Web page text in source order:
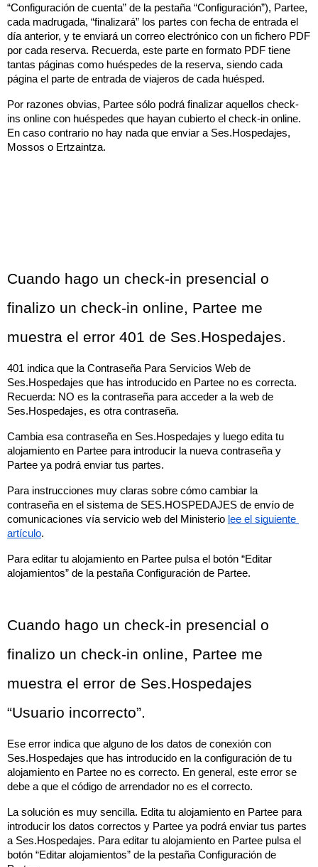
“Configuración de cuenta” de la pestaña “Configuración”), Partee,
cada madrugada, “finalizará” los partes con fecha de entrada el
día anterior, y te enviará un correo electrónico con un fichero PDF
por cada reserva. Recuerda, este parte en formato PDF tiene
tantas páginas como huéspedes de la reserva, siendo cada
página el parte de entrada de viajeros de cada huésped.
Por razones obvias, Partee sólo podrá finalizar aquellos check-
ins online con huéspedes que hayan cubierto el check-in online.
En caso contrario no hay nada que enviar a Ses.Hospedajes,
Mossos o Ertzaintza.
Cuando hago un check-in presencial o
finalizo un check-in online, Partee me
muestra el error 401 de Ses.Hospedajes.
401 indica que la Contraseña Para Servicios Web de
Ses.Hospedajes que has introducido en Partee no es correcta.
Recuerda: NO es la contraseña para acceder a la web de
Ses.Hospedajes, es otra contraseña.
Cambia esa contraseña en Ses.Hospedajes y luego edita tu
alojamiento en Partee para introducir la nueva contraseña y
Partee ya podrá enviar tus partes.
Para instrucciones muy claras sobre cómo cambiar la
contraseña en el sistema de SES.HOSPEDAJES de envío de
comunicaciones vía servicio web del Ministerio lee el siguiente
artículo.
Para editar tu alojamiento en Partee pulsa el botón “Editar
alojamientos” de la pestaña Configuración de Partee.
Cuando hago un check-in presencial o
finalizo un check-in online, Partee me
muestra el error de Ses.Hospedajes
“Usuario incorrecto”.
Ese error indica que alguno de los datos de conexión con
Ses.Hospedajes que has introducido en la configuración de tu
alojamiento en Partee no es correcto. En general, este error se
debe a que el código de arrendador no es el correcto.
La solución es muy sencilla. Edita tu alojamiento en Partee para
introducir los datos correctos y Partee ya podrá enviar tus partes
a Ses.Hospedajes. Para editar tu alojamiento en Partee pulsa el
botón “Editar alojamientos” de la pestaña Configuración de